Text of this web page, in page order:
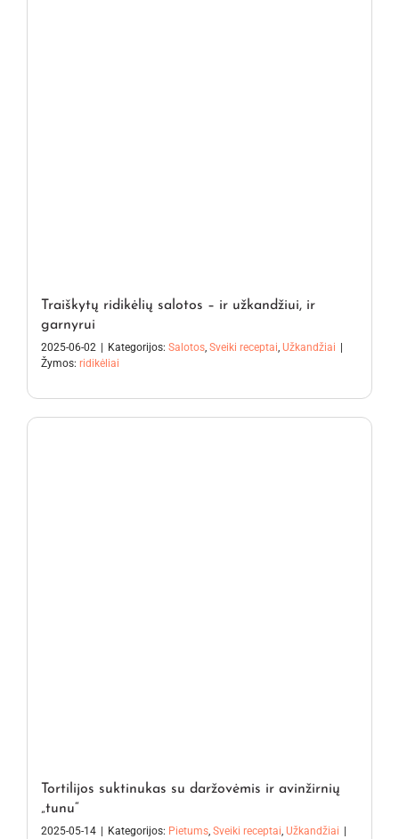
Traiškytų ridikėlių salotos – ir užkandžiui, ir
garnyrui
2025-06-02 | Kategorijos: Salotos, Sveiki receptai, Užkandžiai |
Žymos: ridikėliai
Tortilijos suktinukas su daržovėmis ir avinžirnių
„tunu“
2025-05-14 | Kategorijos: Pietums, Sveiki receptai, Užkandžiai |